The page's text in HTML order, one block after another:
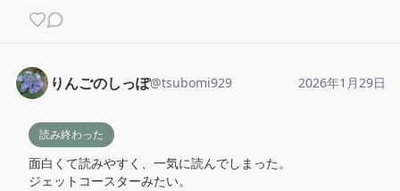
りんごのしっぽ@tsubomi929 2026年1月29日
読み終わった
面白くて読みやすく、一気に読んでしまった。
ジェットコースターみたい。